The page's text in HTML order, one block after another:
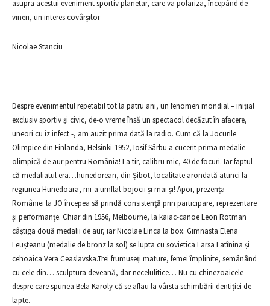
asupra acestui eveniment sportiv planetar, care va polariza, începând de
vineri, un interes covârșitor
Nicolae Stanciu
Despre evenimentul repetabil tot la patru ani, un fenomen mondial – inițial
exclusiv sportiv și civic, de-o vreme însă un spectacol decăzut în afacere,
uneori cu iz infect -, am auzit prima dată la radio. Cum că la Jocurile
Olimpice din Finlanda, Helsinki-1952, Iosif Sârbu a cucerit prima medalie
olimpică de aur pentru România! La tir, calibru mic, 40 de focuri. Iar faptul
că medaliatul era…hunedorean, din Șibot, localitate arondată atunci la
regiunea Hunedoara, mi-a umflat bojocii și mai și! Apoi, prezența
României la JO începea să prindă consistență prin participare, reprezentare
și performanțe. Chiar din 1956, Melbourne, la kaiac-canoe Leon Rotman
câștiga două medalii de aur, iar Nicolae Linca la box. Gimnasta Elena
Leușteanu (medalie de bronz la sol) se lupta cu sovietica Larsa Latînina și
cehoaica Vera Ceaslavska.Trei frumuseți mature, femei împlinite, semânând
cu cele din… sculptura deveană, dar necelulitice… Nu cu chinezoaicele
despre care spunea Bela Karoly că se aflau la vârsta schimbării dentiției de
lapte.